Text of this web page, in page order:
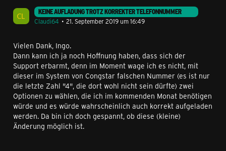
KEINE AUFLADUNG TROTZ KORREKTER TELEFONNUMMER
Claudi64
21. September 2019 um 16:49
Vielen Dank, Ingo.
Dann kann ich ja noch Hoffnung haben, dass sich der
Support erbarmt, denn im Moment wage ich es nicht, mit
dieser im System von Congstar falschen Nummer (es ist nur
die letzte Zahl "4", die dort wohl nicht sein dürfte) zwei
Optionen zu wählen, die ich im kommenden Monat benötigen
würde und es würde wahrscheinlich auch korrekt aufgeladen
werden. Da bin ich doch gespannt, ob diese (kleine)
Änderung möglich ist.